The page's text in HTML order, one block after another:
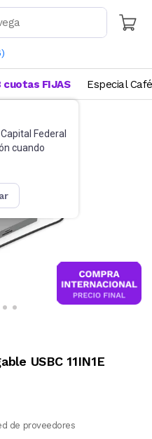
)
Capital Federal
cuando
cuotas FIJAS Especial Café
USBC 11IN1E
de proveedores